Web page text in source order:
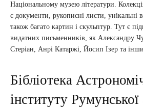
Національному музею літератури.
є документи, рукописні листи, унікальні
також багато картин і скульптур. Тут є
видатних письменників, як Александру
Стеріан, Анрі Катаржі, Йосип Ізер та
Бібліотека
інституту Румунської